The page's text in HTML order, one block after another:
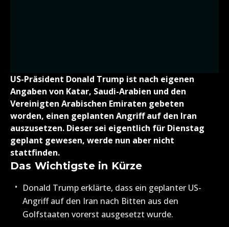
US-Präsident Donald Trump ist nach eigenen
Angaben von Katar, Saudi-Arabien und den
Vereinigten Arabischen Emiraten gebeten
worden, einen geplanten Angriff auf den Iran
auszusetzen. Dieser sei eigentlich für Dienstag
geplant gewesen, werde nun aber nicht
stattfinden.
Das Wichtigste in Kürze
Donald Trump erklärte, dass ein geplanter US-
Angriff auf den Iran nach Bitten aus den
Golfstaaten vorerst ausgesetzt wurde.